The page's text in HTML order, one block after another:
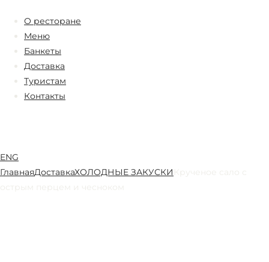
О ресторане
Меню
Банкеты
Доставка
Туристам
Контакты
ENG
ГлавнаяДоставкаХОЛОДНЫЕ ЗАКУСКИ Крученое сало с
острым перцем и чесноком